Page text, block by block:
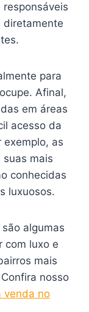
diretamente
para
Afinal,
em áreas
acesso da
exemplo, as
mais
conhecidas
luxuosos.
algumas
com luxo e
mais
nosso
venda no